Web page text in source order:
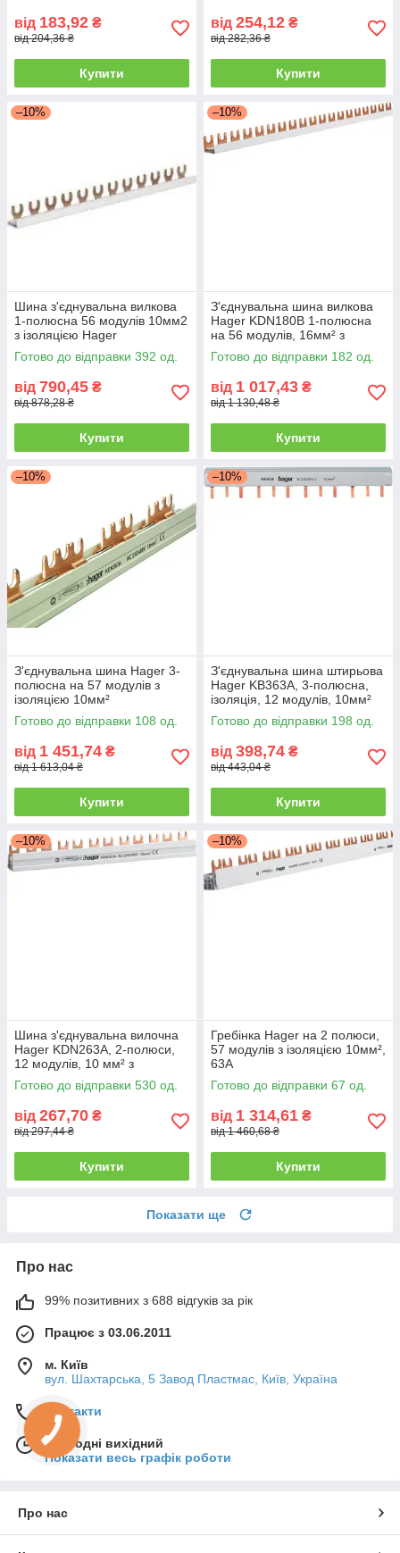
від 183,92 ₴
від 204,36 ₴
Купити
від 254,12 ₴
від 282,36 ₴
Купити
–10%
Шина з'єднувальна вилкова
1-полюсна 56 модулів 10мм2
з ізоляцією Hager
Готово до відправки 392 од.
від 790,45 ₴
від 878,28 ₴
Купити
–10%
З'єднувальна шина вилкова
Hager KDN180B 1-полюсна
на 56 модулів, 16мм² з
ізоляцією
Готово до відправки 182 од.
від 1 017,43 ₴
від 1 130,48 ₴
Купити
–10%
З'єднувальна шина Hager 3-
полюсна на 57 модулів з
ізоляцією 10мм²
Готово до відправки 108 од.
від 1 451,74 ₴
від 1 613,04 ₴
Купити
–10%
З'єднувальна шина штирьова
Hager KB363A, 3-полюсна,
ізоляція, 12 модулів, 10мм²
Готово до відправки 198 од.
від 398,74 ₴
від 443,04 ₴
Купити
–10%
Шина з'єднувальна вилочна
Hager KDN263A, 2-полюси,
12 модулів, 10 мм² з
ізоляцією
Готово до відправки 530 од.
від 267,70 ₴
від 297,44 ₴
Купити
–10%
Гребінка Hager на 2 полюси,
57 модулів з ізоляцією 10мм²,
63A
Готово до відправки 67 од.
від 1 314,61 ₴
від 1 460,68 ₴
Купити
Показати ще
Про нас
99% позитивних з 688 відгуків за рік
Працює з 03.06.2011
м. Київ
вул. Шахтарська, 5 Завод Пластмас, Київ, Україна
Контакти
Сьогодні вихідний
Показати весь графік роботи
Про нас